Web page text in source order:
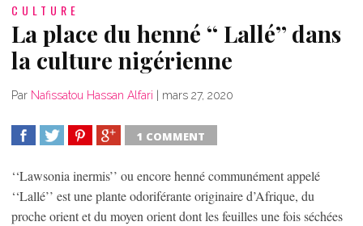
CULTURE
La place du henné ‘‘ Lallé’’ dans
la culture nigérienne
Par Nafissatou Hassan Alfari | mars 27, 2020
1 COMMENT
‘‘Lawsonia inermis’’ ou encore henné communément appelé
‘‘Lallé’’ est une plante odoriférante originaire d’Afrique, du
proche orient et du moyen orient dont les feuilles une fois séchées